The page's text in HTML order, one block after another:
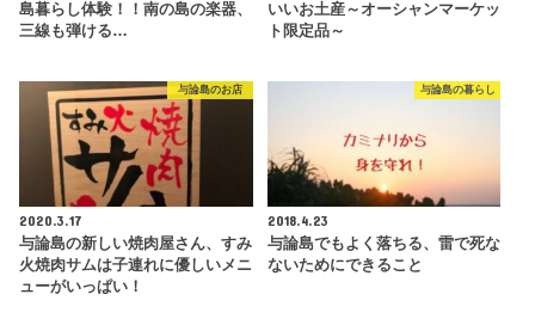
島暮らし体験！！南の島の楽器、
三線も弾ける…
いいお土産～オーシャンマーケッ
ト限定品～
与論島のお店
2020.3.17
与論島の新しい焼肉屋さん、すみ
火焼肉サムは子連れに優しいメニ
ューがいっぱい！
与論島の暮らし
2018.4.23
与論島でもよく落ちる、雷で死な
ないためにできること